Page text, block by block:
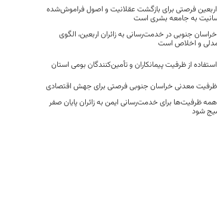
اربعین فرصتی برای بازگشت عقلانیت و اصول فراموش‌شده
به جامعه بشری است
خراسان جنوبی در خدمت‌رسانی به زائران اربعین، الگوی
و اخلاص است
استفاده از ظرفیت پیمانکاران و تأمین‌کنندگان بومی استان
ظرفیت معدنی خراسان جنوبی فرصتی برای جهش اقتصادی
همه ظرفیت‌ها برای خدمت‌رسانی ایمن به زائران پایان صفر
شود